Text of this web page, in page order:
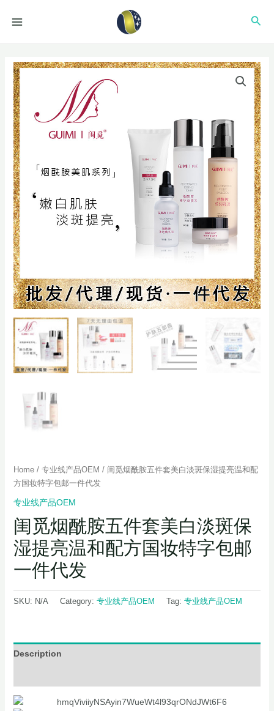
搜
Home/ 专业线产品OEM / 闺觅烟酰胺五件套美白淡斑保湿提亮温和配
方国妆特字包邮一件代发
专业线产品OEM
闺觅烟酰胺五件套美白淡斑保
湿提亮温和配方国妆特字包邮
一件代发
SKU: N/A Category: 专业线产品OEM Tag: 专业线产品OEM
Description